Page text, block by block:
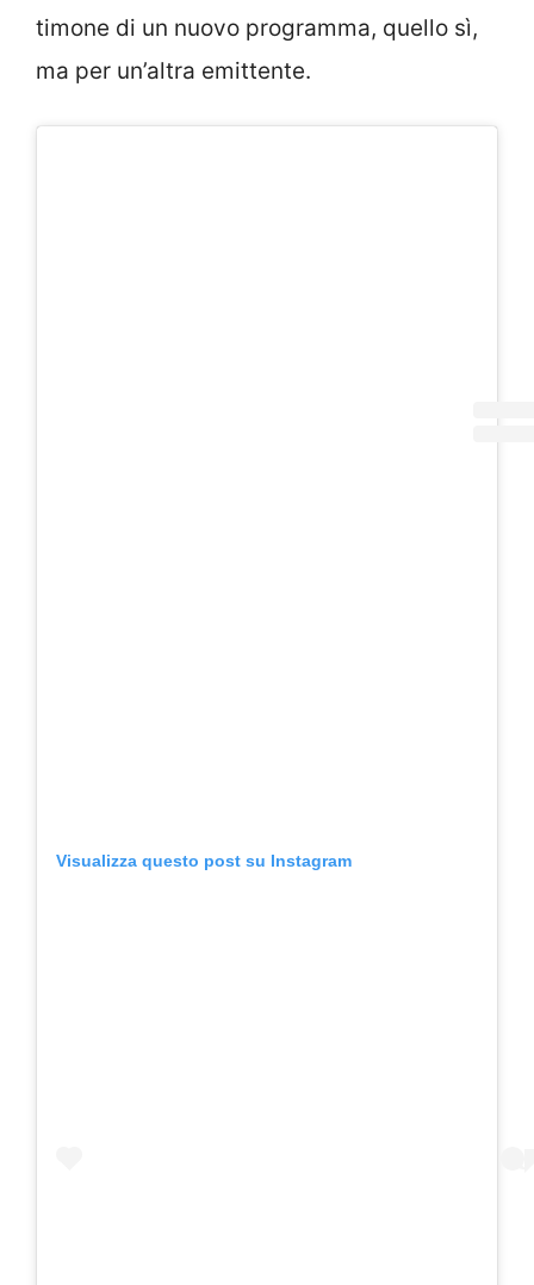
timone di un nuovo programma, quello sì,
ma per un’altra emittente.
Visualizza questo post su Instagram